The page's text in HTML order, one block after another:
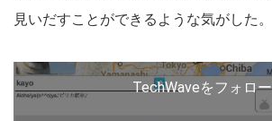
見いだすことができるような気がした。
TechWaveをフォロー
こ
サ